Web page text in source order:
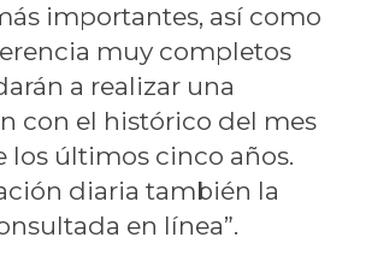
importantes, así como
muy completos
a realizar una
con el histórico del mes
los últimos cinco años.
diaria también la
en línea”.